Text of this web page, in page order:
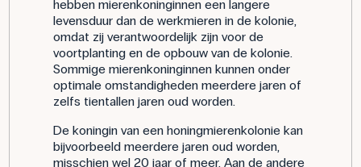
hebben mierenkoninginnen een langere
levensduur dan de werkmieren in de kolonie,
omdat zij verantwoordelijk zijn voor de
voortplanting en de opbouw van de kolonie.
Sommige mierenkoninginnen kunnen onder
optimale omstandigheden meerdere jaren of
zelfs tientallen jaren oud worden.
De koningin van een honingmierenkolonie kan
bijvoorbeeld meerdere jaren oud worden,
misschien wel 20 jaar of meer. Aan de andere